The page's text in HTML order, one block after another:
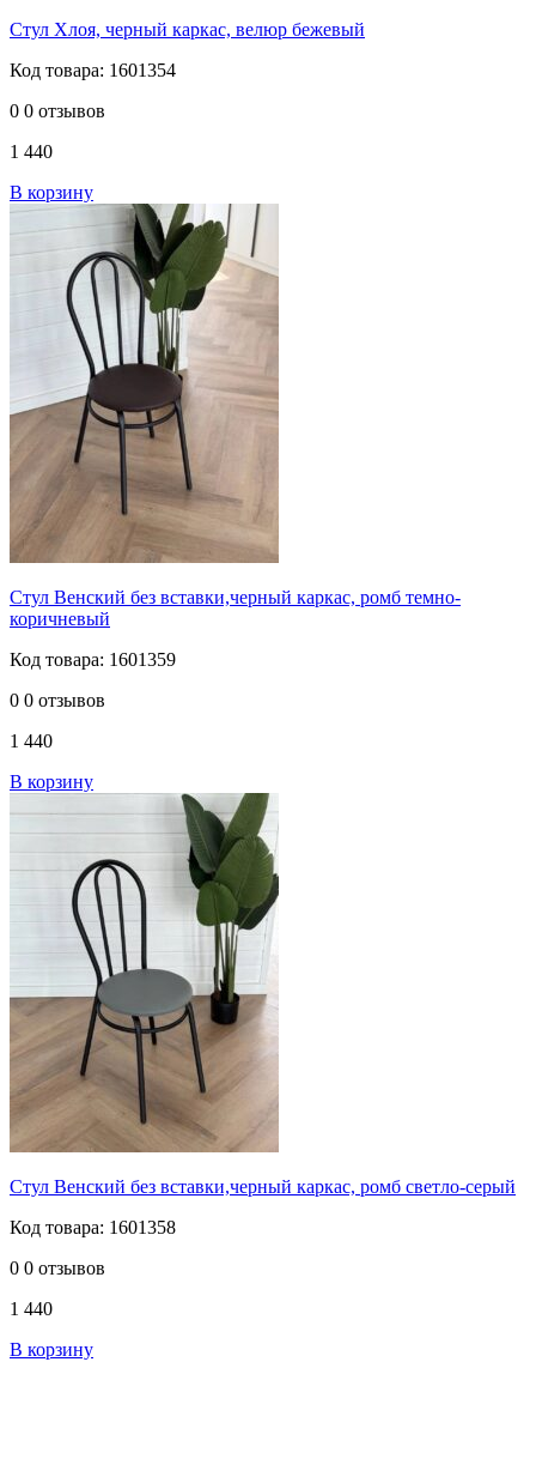
Стул Хлоя, черный каркас, велюр бежевый
Код товара: 1601354
0 0 отзывов
1 440
В корзину
Стул Венский без вставки,черный каркас, ромб темно-
коричневый
Код товара: 1601359
0 0 отзывов
1 440
В корзину
Стул Венский без вставки,черный каркас, ромб светло-серый
Код товара: 1601358
0 0 отзывов
1 440
В корзину